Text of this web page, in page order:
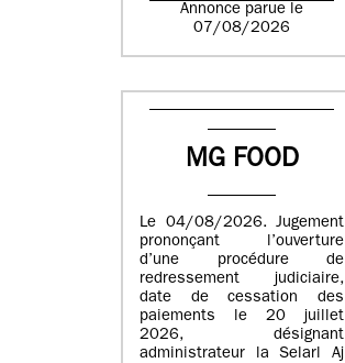
Annonce parue le
07/08/2026
MG FOOD
Le 04/08/2026. Jugement
prononçant l’ouverture
d’une procédure de
redressement judiciaire,
date de cessation des
paiements le 20 juillet
2026, désignant
administrateur la Selarl Aj